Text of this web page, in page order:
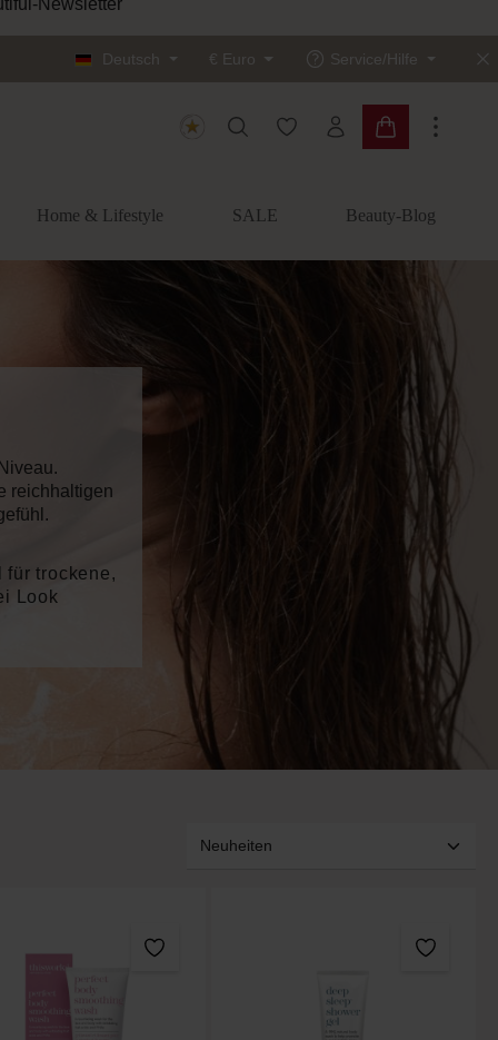
Deutsch € Euro Service/Hilfe
Du hast 0 Produkte auf
Warenkorb
Home & Lifestyle SALE Beauty-Blog
reichhaltigen
für trockene,
Look